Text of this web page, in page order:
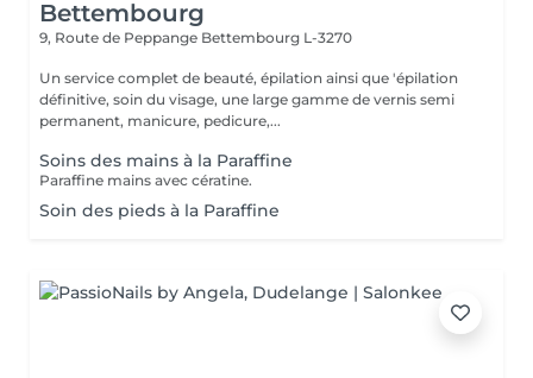
Bettembourg
9, Route de Peppange Bettembourg L-3270
Un service complet de beauté, épilation ainsi que 'épilation
définitive, soin du visage, une large gamme de vernis semi
permanent, manicure, pedicure,...
Soins des mains à la Paraffine
Paraffine mains avec cératine.
Soin des pieds à la Paraffine